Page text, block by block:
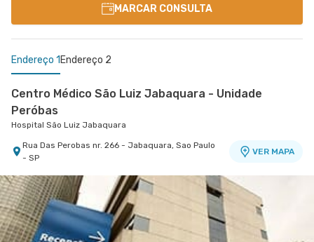
MARCAR CONSULTA
Endereço 1 Endereço 2
Centro Médico São Luiz Jabaquara - Unidade
Peróbas
Hospital São Luiz Jabaquara
Rua Das Perobas nr. 266 - Jabaquara, Sao Paulo
- SP
VER MAPA
Centro Médico Santa Isabel - Unidade Dona
Veridiana
Hospital Santa Isabel
Rua Dona Veridiana nr. 311 - Vila Buarque, Sao
Paulo - SP
VER MAPA